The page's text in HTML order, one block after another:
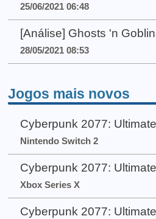
25/06/2021 06:48
[Análise] Ghosts 'n
28/05/2021 08:53
Jogos mais novos
Cyberpunk 2077:
Nintendo Switch 2
Cyberpunk 2077:
Xbox Series X
Cyberpunk 2077: